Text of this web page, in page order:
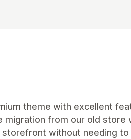
theme with excellent
migration from our old
without needing